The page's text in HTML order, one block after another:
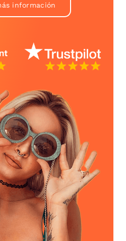
información